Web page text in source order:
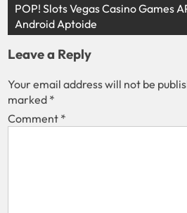
POP! Slots Vegas Casino Games
Android Aptoide
Leave a Reply
Your email address will not be
marked *
Comment *